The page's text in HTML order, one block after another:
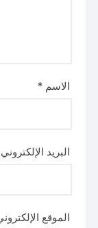
الاسم*
البريد
الموقع